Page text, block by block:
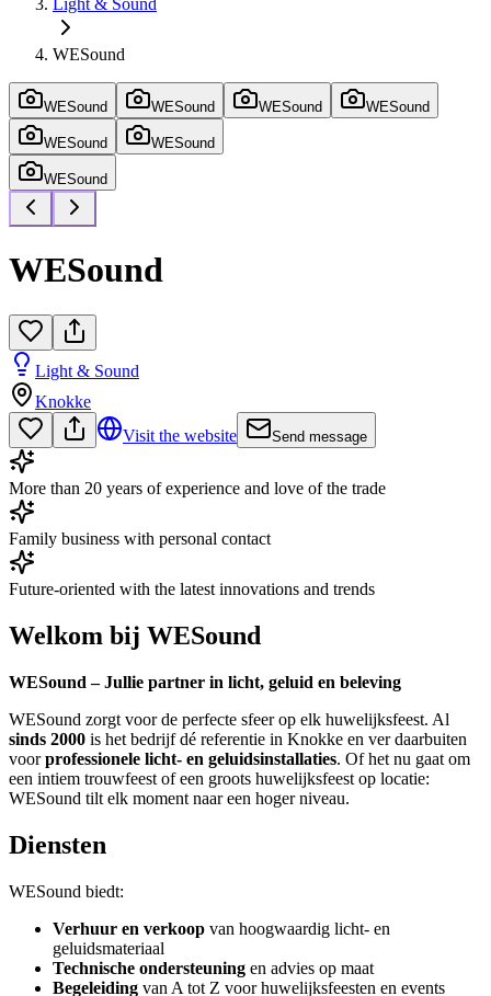
Light & Sound
WESound
WESound WESound WESound WESound
WESound WESound
WESound
WESound
Light & Sound
Knokke
Visit the website
Send message
More than 20 years of experience and love of the trade
Family business with personal contact
Future-oriented with the latest innovations and trends
Welkom bij WESound
WESound – Jullie partner in licht, geluid en beleving
WESound zorgt voor de perfecte sfeer op elk huwelijksfeest. Al
sinds 2000 is het bedrijf dé referentie in Knokke en ver daarbuiten
voorprofessionele licht- en geluidsinstallaties. Of het nu gaat om
een intiem trouwfeest of een groots huwelijksfeest op locatie:
WESound tilt elk moment naar een hoger niveau.
Diensten
WESound biedt:
Verhuur en verkoop van hoogwaardig licht- en
geluidsmateriaal
Technische ondersteuning en advies op maat
Begeleiding van A tot Z voor huwelijksfeesten en events